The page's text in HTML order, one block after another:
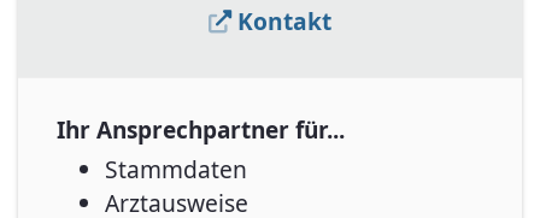
Kontakt
Ihr Ansprechpartner für...
Stammdaten
Arztausweise